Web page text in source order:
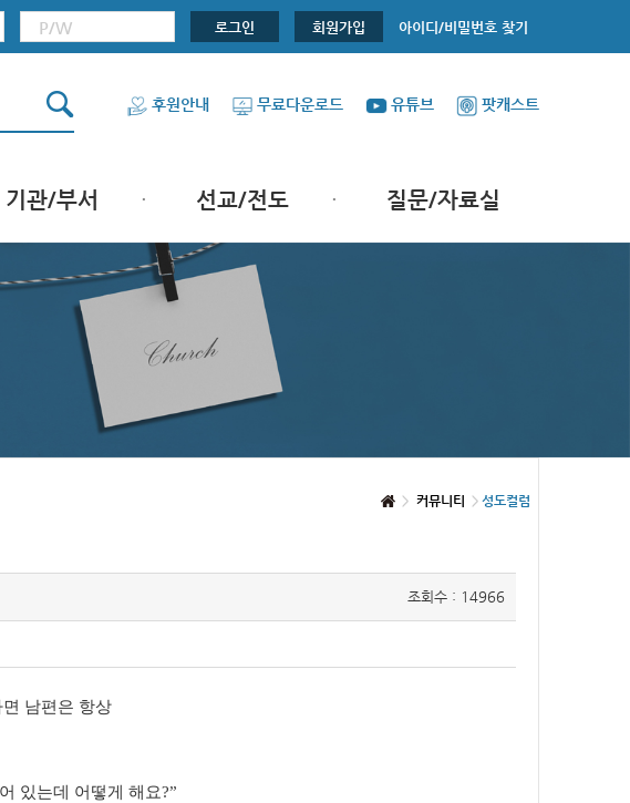
로그인 회원가입 아이디/비밀번호 찾기
후원안내 무료다운로드 유튜브 팟캐스트
기관/부서 선교/전도 질문/자료실
커뮤니티 성도컬럼
조회수 : 14966
남편은 항상
있는데 어떻게 해요?”